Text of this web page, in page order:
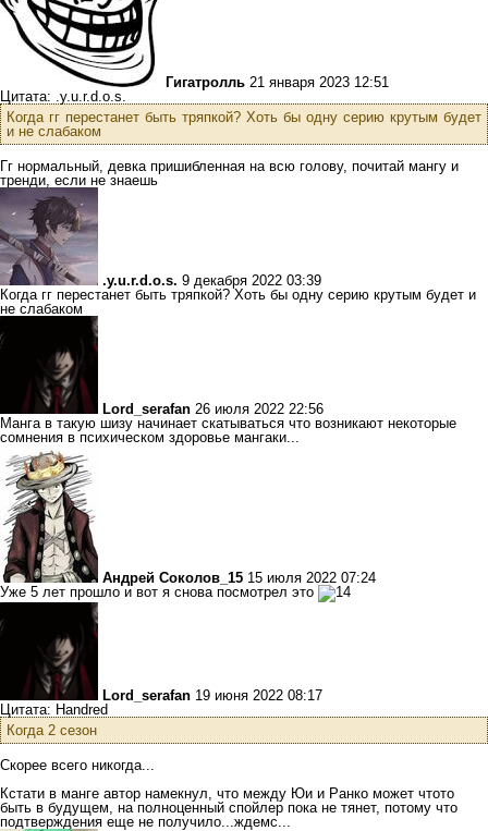
Гигатролль 21 января 2023 12:51
Цитата: .y.u.r.d.o.s.
Когда гг перестанет быть тряпкой? Хоть бы одну серию крутым будет
и не слабаком
Гг нормальный, девка пришибленная на всю голову, почитай мангу и
тренди, если не знаешь
.y.u.r.d.o.s. 9 декабря 2022 03:39
Когда гг перестанет быть тряпкой? Хоть бы одну серию крутым будет и
не слабаком
Lord_serafan 26 июля 2022 22:56
Манга в такую шизу начинает скатываться что возникают некоторые
сомнения в психическом здоровье мангаки...
Андрей Соколов_15 15 июля 2022 07:24
Уже 5 лет прошло и вот я снова посмотрел это
Lord_serafan 19 июня 2022 08:17
Цитата: Handred
Когда 2 сезон
Скорее всего никогда...
Кстати в манге автор намекнул, что между Юи и Ранко может чтото
быть в будущем, на полноценный спойлер пока не тянет, потому что
подтверждения еще не получило...ждемс...